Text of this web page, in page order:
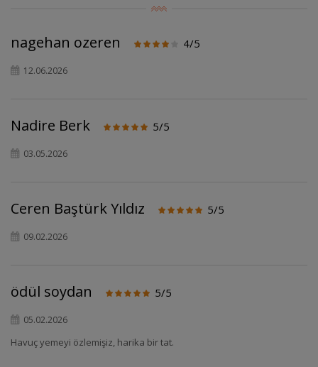
nagehan ozeren 4/5
12.06.2026
Nadire Berk 5/5
03.05.2026
Ceren Baştürk Yıldız 5/5
09.02.2026
ödül soydan 5/5
05.02.2026
Havuç yemeyi özlemişiz, harika bir tat.